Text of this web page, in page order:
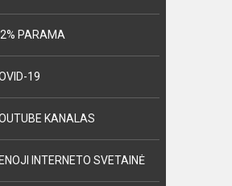
PARAMA
19
KANALAS
INTERNETO SVETAINĖ